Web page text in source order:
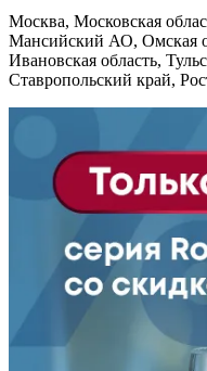
Москва, Московская
Мансийский АО, Омская
Ивановская область,
Ставропольский край,